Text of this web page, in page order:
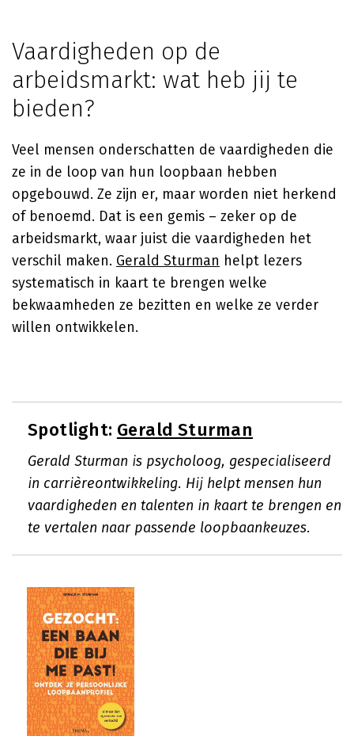
Vaardigheden op de
arbeidsmarkt: wat heb jij te
bieden?
Veel mensen onderschatten de vaardigheden die
ze in de loop van hun loopbaan hebben
opgebouwd. Ze zijn er, maar worden niet herkend
of benoemd. Dat is een gemis – zeker op de
arbeidsmarkt, waar juist die vaardigheden het
verschil maken. Gerald Sturman helpt lezers
systematisch in kaart te brengen welke
bekwaamheden ze bezitten en welke ze verder
willen ontwikkelen.
Spotlight: Gerald Sturman
Gerald Sturman is psycholoog, gespecialiseerd
in carrièreontwikkeling. Hij helpt mensen hun
vaardigheden en talenten in kaart te brengen en
te vertalen naar passende loopbaankeuzes.